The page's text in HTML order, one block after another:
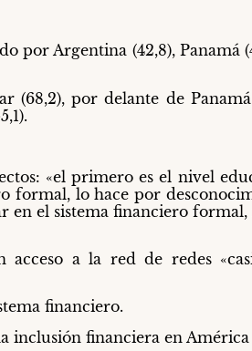
por Argentina (42,8), Panamá
por delante de Panamá
«el primero es el nivel
formal, lo hace por
en el sistema financiero formal,
acceso a la red de redes
financiero.
inclusión financiera en